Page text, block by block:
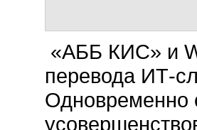
«АББ КИС» и
перевода ИТ-
Одновременно